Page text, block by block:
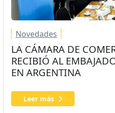
Novedades
LA CÁMARA DE
RECIBIÓ AL
EN ARGENTINA
Leer más